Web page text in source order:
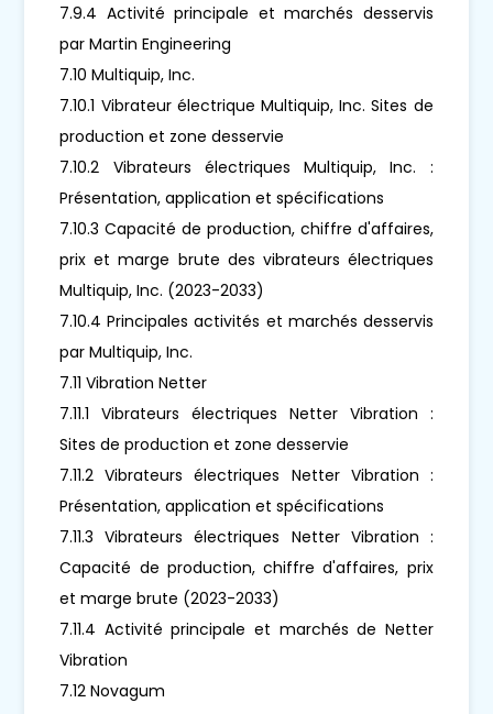
7.9.4 Activité principale et marchés desservis
par Martin Engineering
7.10 Multiquip, Inc.
7.10.1 Vibrateur électrique Multiquip, Inc. Sites de
production et zone desservie
7.10.2 Vibrateurs électriques Multiquip, Inc. :
Présentation, application et spécifications
7.10.3 Capacité de production, chiffre d'affaires,
prix et marge brute des vibrateurs électriques
Multiquip, Inc. (2023-2033)
7.10.4 Principales activités et marchés desservis
par Multiquip, Inc.
7.11 Vibration Netter
7.11.1 Vibrateurs électriques Netter Vibration :
Sites de production et zone desservie
7.11.2 Vibrateurs électriques Netter Vibration :
Présentation, application et spécifications
7.11.3 Vibrateurs électriques Netter Vibration :
Capacité de production, chiffre d'affaires, prix
et marge brute (2023-2033)
7.11.4 Activité principale et marchés de Netter
Vibration
7.12 Novagum